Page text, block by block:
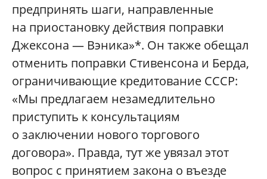
предпринять шаги, направленные
на приостановку действия поправки
Джексона — Вэника»*. Он также обещал
отменить поправки Стивенсона и Берда,
ограничивающие кредитование СССР:
«Мы предлагаем незамедлительно
приступить к консультациям
о заключении нового торгового
договора». Правда, тут же увязал этот
вопрос с принятием закона о въезде